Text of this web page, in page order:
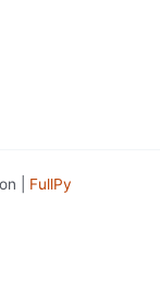
| FullPy